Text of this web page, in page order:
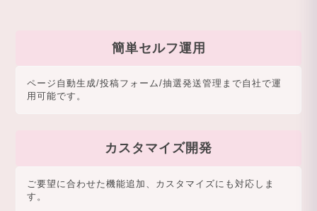
簡単セルフ運用
ページ自動生成/投稿フォーム/抽選発送管理まで自社で運
用可能です。
カスタマイズ開発
ご要望に合わせた機能追加、カスタマイズにも対応しま
す。